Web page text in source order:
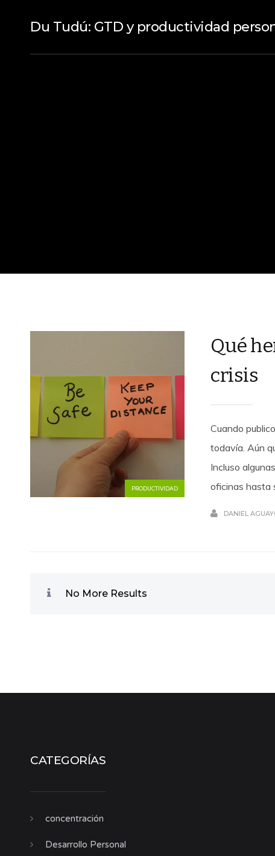
Du Tudú: GTD y productividad
PRODUCTIVIDAD
Qué
crisis
Cuando
todavía. Aún
Incluso
oficinas hasta
DANIEL
No More Results
CATEGORÍAS
concentración
Desarrollo Personal